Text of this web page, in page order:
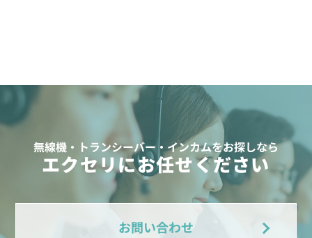
無線機・トランシーバー・インカムをお探しなら
エクセリにお任せください
お問い合わせ